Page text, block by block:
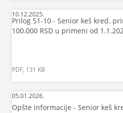
10.12.2025.
Prilog 51-10 - Senior keš kred.
100.000 RSD u primeni od
PDF, 131 KB
05.01.2026.
Opšte informacije - Senior keš